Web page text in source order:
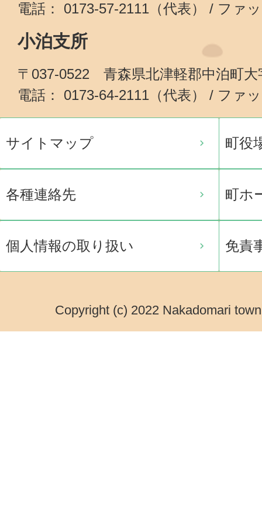
電話： 0173-57-2111（代表） / ファ
小泊支所
〒037-0522 青森県北津軽郡中泊町大
電話： 0173-64-2111（代表） / ファ
サイトマップ 町役
各種連絡先 町ホ
個人情報の取り扱い 免責
Copyright (c) 2022 Nakadomari